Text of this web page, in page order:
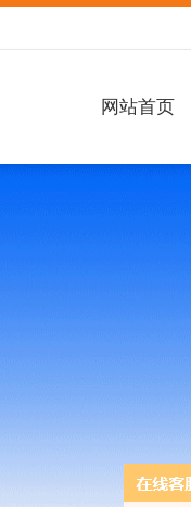
网站首页